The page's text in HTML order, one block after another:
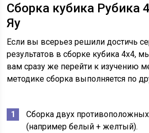
Сборка кубика Рубика
Яу
Если вы всерьез решили достичь
результатов в сборке кубика 4х4,
вам сразу же перейти к изучению
методике сборка выполняется по
Сборка двух
(например белый + желтый).